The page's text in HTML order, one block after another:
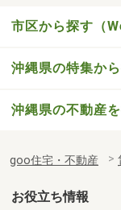
市区から探す（
沖縄県の特集か
沖縄県の不動産
goo住宅・不動産
お役立ち情報